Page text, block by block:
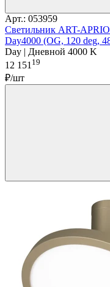
Арт.: 053959
Светильник ART-
Day4000 (OG, 120 deg,
Day | Дневной 4000 K
12 151 19
₽/шт